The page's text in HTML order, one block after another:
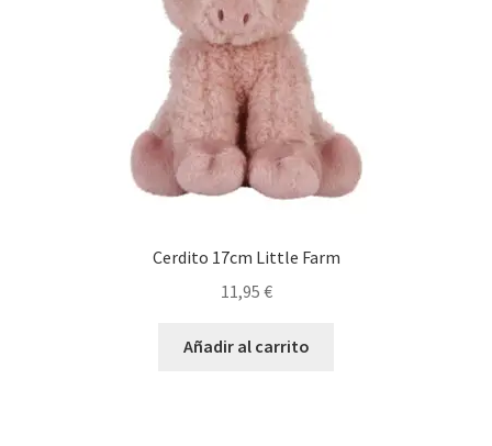
Cerdito 17cm Little Farm
11,95 €
Añadir al carrito